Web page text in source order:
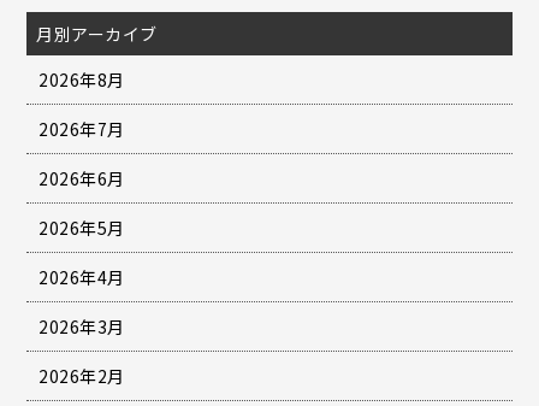
月別アーカイブ
2026年8月
2026年7月
2026年6月
2026年5月
2026年4月
2026年3月
2026年2月